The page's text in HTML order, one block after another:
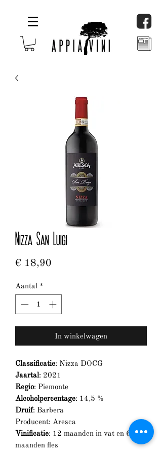
Nizza San Luigi
€ 18,90
Aantal *
In winkelwagen
Classificatie: Nizza DOCG
Jaartal: 2021
Regio: Piemonte
Alcoholpercentage: 14,5 %
Druif: Barbera
Producent: Aresca
Vinificatie: 12 maanden in vat en 6
maanden fles